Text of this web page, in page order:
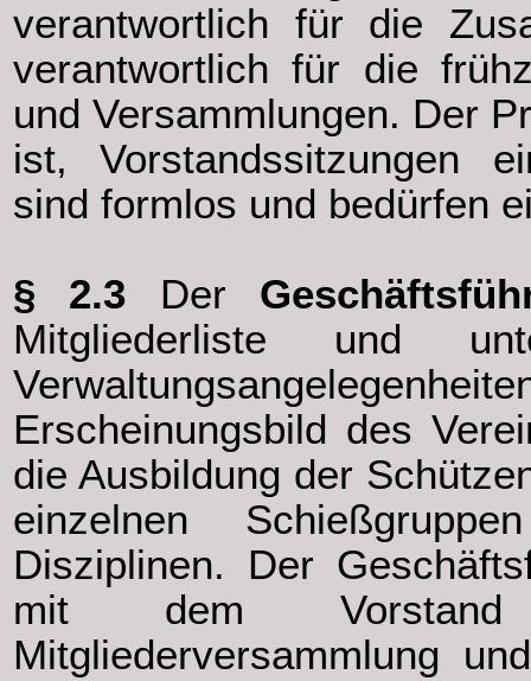
verantwortlich für die
verantwortlich für die
und Versammlungen. Der
ist, Vorstandssitzungen
sind formlos und bedürfen
§ 2.3 Der
Mitgliederliste und
Erscheinungsbild des
die Ausbildung der
einzelnen
Disziplinen. Der
mit dem
Mitgliederversammlung